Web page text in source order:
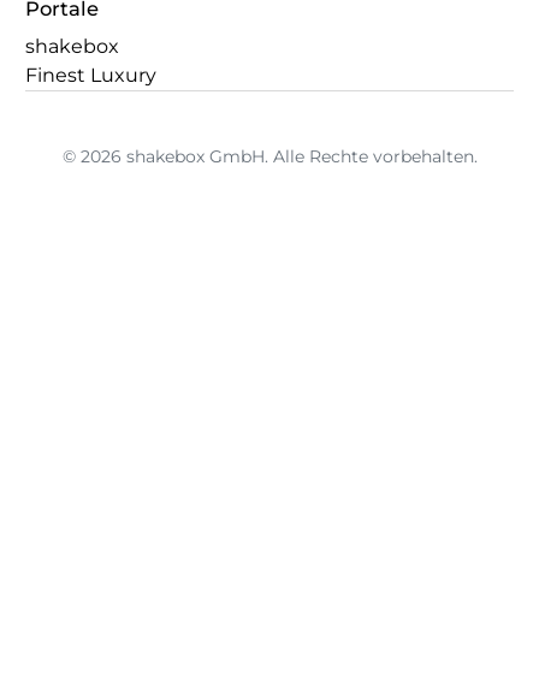
Portale
shakebox
Finest Luxury
© 2026 shakebox GmbH. Alle Rechte vorbehalten.